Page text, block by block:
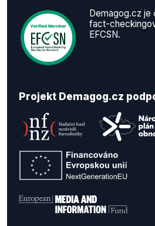
Demagog.cz je
fact-
EFCSN.
Projekt Demagog.cz